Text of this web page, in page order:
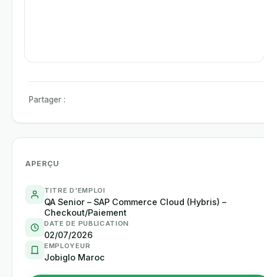
Partager :
APERÇU
TITRE D'EMPLOI
QA Senior – SAP Commerce Cloud (Hybris) –
Checkout/Paiement
DATE DE PUBLICATION
02/07/2026
EMPLOYEUR
Jobiglo Maroc